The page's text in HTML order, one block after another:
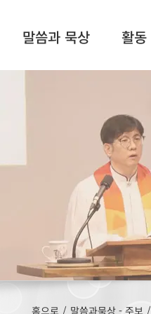
말씀과 묵상 활동
홈으로 / 말씀과묵상 - 주보 /